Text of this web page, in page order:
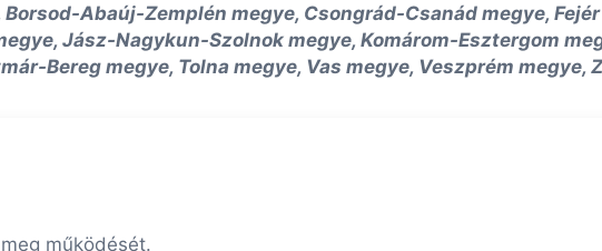
Abaúj-Zemplén megye, Csongrád-Csanád megye,
Jász-Nagykun-Szolnok megye, Komárom-Esztergom
Bereg megye, Tolna megye, Vas megye, Veszprém megye,
működését.